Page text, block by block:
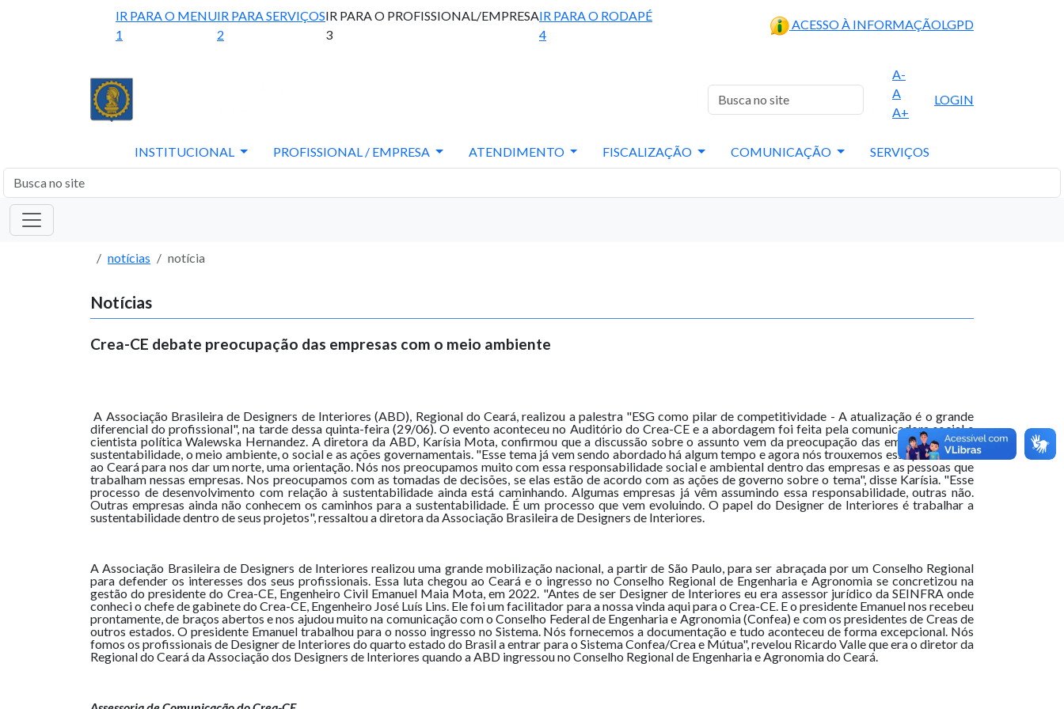
IR PARA O MENU
1
IR PARA SERVIÇOS
2
IR PARA O PROFISSIONAL/EMPRESA
3
IR PARA O RODAPÉ
4
ACESSO À INFORMAÇÃOLGPD
A-
A
A+
LOGIN
INSTITUCIONAL PROFISSIONAL / EMPRESA ATENDIMENTO FISCALIZAÇÃO COMUNICAÇÃO SERVIÇOS
notícias notícia
Notícias
Crea-CE debate preocupação das empresas com o meio ambiente
A Associação Brasileira de Designers de Interiores (ABD), Regional do Ceará, realizou a palestra "ESG como pilar de competitividade - A atualização é o grande
diferencial do profissional", na tarde dessa quinta-feira (29/06). O evento aconteceu no Auditório do Crea-CE e a abordagem foi feita pela comunicadora social e
cientista política Walewska Hernandez. A diretora da ABD, Karísia Mota, confirmou que a discussão sobre o assunto vem da preocupação das empresas com a
sustentabilidade, o meio ambiente, o social e as ações governamentais. "Esse tema já vem sendo abordado há algum tempo e agora nós trouxemos essa palestrante
ao Ceará para nos dar um norte, uma orientação. Nós nos preocupamos muito com essa responsabilidade social e ambiental dentro das empresas e as pessoas que
trabalham nessas empresas. Nos preocupamos com as tomadas de decisões, se elas estão de acordo com as ações de governo sobre o tema", disse Karísia. "Esse
processo de desenvolvimento com relação à sustentabilidade ainda está caminhando. Algumas empresas já vêm assumindo essa responsabilidade, outras não.
Outras empresas ainda não conhecem os caminhos para a sustentabilidade. É um processo que vem evoluindo. O papel do Designer de Interiores é trabalhar a
sustentabilidade dentro de seus projetos", ressaltou a diretora da Associação Brasileira de Designers de Interiores.
A Associação Brasileira de Designers de Interiores realizou uma grande mobilização nacional, a partir de São Paulo, para ser abraçada por um Conselho Regional
para defender os interesses dos seus profissionais. Essa luta chegou ao Ceará e o ingresso no Conselho Regional de Engenharia e Agronomia se concretizou na
gestão do presidente do Crea-CE, Engenheiro Civil Emanuel Maia Mota, em 2022. "Antes de ser Designer de Interiores eu era assessor jurídico da SEINFRA onde
conheci o chefe de gabinete do Crea-CE, Engenheiro José Luís Lins. Ele foi um facilitador para a nossa vinda aqui para o Crea-CE. E o presidente Emanuel nos recebeu
prontamente, de braços abertos e nos ajudou muito na comunicação com o Conselho Federal de Engenharia e Agronomia (Confea) e com os presidentes de Creas de
outros estados. O presidente Emanuel trabalhou para o nosso ingresso no Sistema. Nós fornecemos a documentação e tudo aconteceu de forma excepcional. Nós
fomos os profissionais de Designer de Interiores do quarto estado do Brasil a entrar para o Sistema Confea/Crea e Mútua", revelou Ricardo Valle que era o diretor da
Regional do Ceará da Associação dos Designers de Interiores quando a ABD ingressou no Conselho Regional de Engenharia e Agronomia do Ceará.